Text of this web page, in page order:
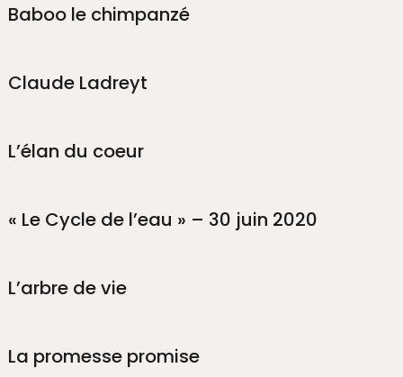
Baboo le chimpanzé
Claude Ladreyt
L’élan du coeur
« Le Cycle de l’eau » – 30 juin 2020
L’arbre de vie
La promesse promise